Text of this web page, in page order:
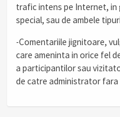
trafic intens pe Internet, in
special, sau de ambele
-Comentariile jignitoare,
care ameninta in orice fel
a participantilor sau
de catre administrator fara